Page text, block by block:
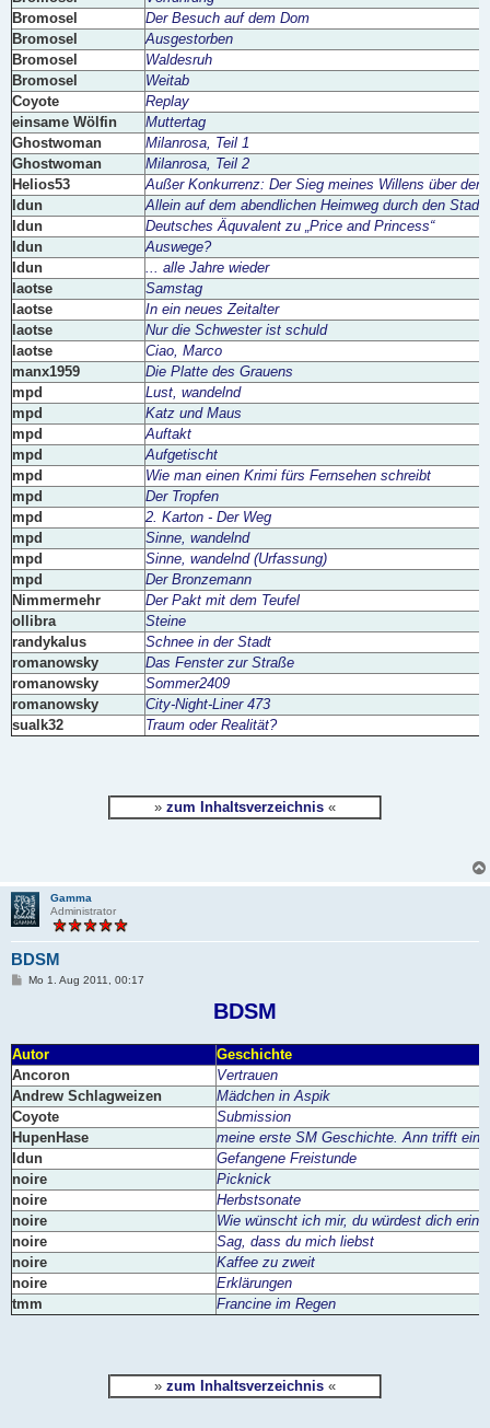
Bromosel
Der Besuch auf dem Dom
Bromosel
Ausgestorben
Bromosel
Waldesruh
Bromosel
Weitab
Coyote
Replay
einsame Wölfin
Muttertag
Ghostwoman
Milanrosa, Teil 1
Ghostwoman
Milanrosa, Teil 2
Helios53
Außer Konkurrenz: Der Sieg meines Willens über den
Idun
Allein auf dem abendlichen Heimweg durch den
Idun
Deutsches Äquvalent zu „Price and Princess“
Idun
Auswege?
Idun
... alle Jahre wieder
laotse
Samstag
laotse
In ein neues Zeitalter
laotse
Nur die Schwester ist schuld
laotse
Ciao, Marco
manx1959
Die Platte des Grauens
mpd
Lust, wandelnd
mpd
Katz und Maus
mpd
Auftakt
mpd
Aufgetischt
mpd
Wie man einen Krimi fürs Fernsehen schreibt
mpd
Der Tropfen
mpd
2. Karton - Der Weg
mpd
Sinne, wandelnd
mpd
Sinne, wandelnd (Urfassung)
mpd
Der Bronzemann
Nimmermehr
Der Pakt mit dem Teufel
ollibra
Steine
randykalus
Schnee in der Stadt
romanowsky
Das Fenster zur Straße
romanowsky
Sommer2409
romanowsky
City-Night-Liner 473
sualk32
Traum oder Realität?
» zum Inhaltsverzeichnis «
Gamma
Administrator
BDSM
B
a
g
Mo 1. Aug 2011, 00:17
BDSM
Autor
Geschichte
Ancoron
Vertrauen
Andrew Schlagweizen
Mädchen in Aspik
Coyote
Submission
HupenHase
meine erste SM Geschichte. Ann trifft ein
Idun
Gefangene Freistunde
noire
Picknick
noire
Herbstsonate
noire
Wie wünscht ich mir, du würdest dich
noire
Sag, dass du mich liebst
noire
Kaffee zu zweit
noire
Erklärungen
tmm
Francine im Regen
» zum Inhaltsverzeichnis «